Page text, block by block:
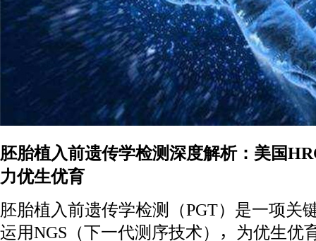
胚胎植入前遗传学检测深度解析：美国
力优生优育
胚胎植入前遗传学检测（PGT）是一项关
运用NGS（下一代测序技术），为优生优